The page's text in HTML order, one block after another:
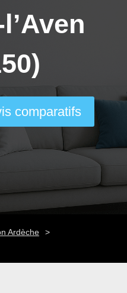
comparatifs
Ardèche